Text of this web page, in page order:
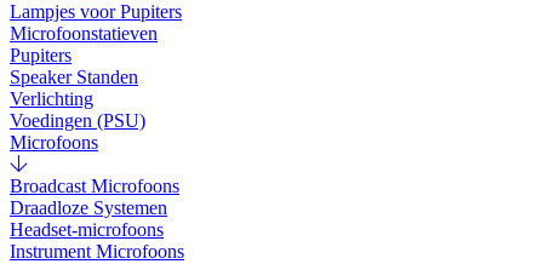
Lampjes voor Pupiters
Microfoonstatieven
Pupiters
Speaker Standen
Verlichting
Voedingen (PSU)
Microfoons
Broadcast Microfoons
Draadloze Systemen
Headset-microfoons
Instrument Microfoons